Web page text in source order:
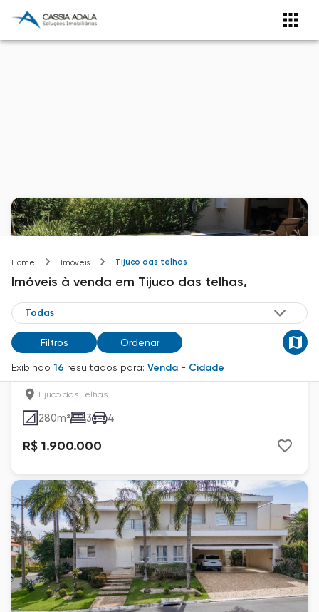
Home Imóveis Tijuco das telhas
Imóveis à venda em Tijuco das telhas,
Filtros Ordenar
Exibindo 16 resultados para: Venda - Cidade
Casa à venda em Campinas, Tijuco das Telhas, com
3 quartos, com 280 m², Estância Paraíso
Tijuco das Telhas
280m² 3 4
R$ 1.900.000